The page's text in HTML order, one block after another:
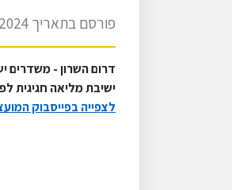
פורסם בתאריך 22/12/2024 17:55
דרום השרון - משדרים
ישיבת מליאה חגיגית
לצפייה בפייסבוק